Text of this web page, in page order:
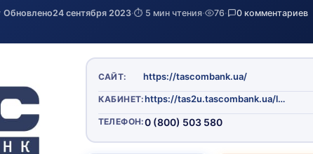
Обновлено24 сентября 2023·⏱️ 5 мин чтения· 76· 0 комментариев
САЙТ: https://tascombank.ua/
КАБИНЕТ: https://tas2u.tascombank.ua/login
ТЕЛЕФОН:0 (800) 503 580